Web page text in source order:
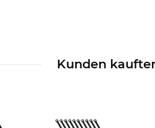
Kunden